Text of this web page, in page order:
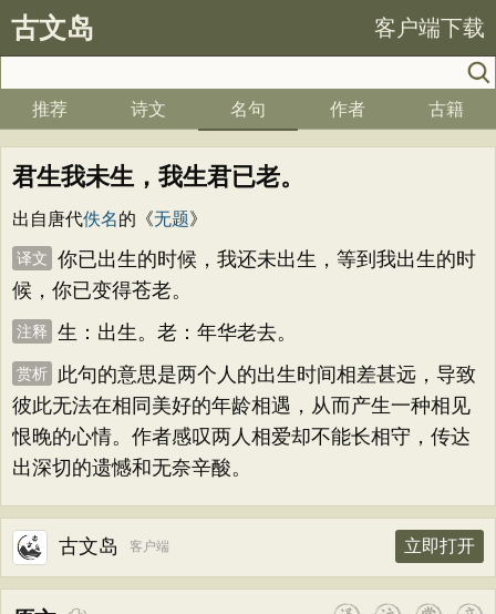
古文岛 客户端下载
推荐 诗文 名句 作者 古籍
君生我未生，我生君已老。
出自唐代佚名的《无题》
译文
你已出生的时候，我还未出生，等到我出生的时
候，你已变得苍老。
注释 生：出生。老：年华老去。
赏析
此句的意思是两个人的出生时间相差甚远，导致
彼此无法在相同美好的年龄相遇，从而产生一种相见
恨晚的心情。作者感叹两人相爱却不能长相守，传达
出深切的遗憾和无奈辛酸。
古文岛 客户端 立即打开